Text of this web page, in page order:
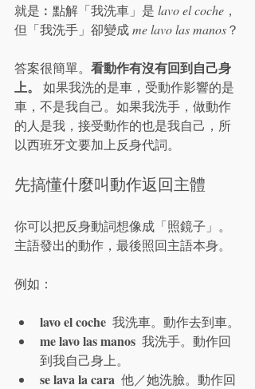
就是︰點解「我洗車」是 lavo el coche ，
但「我洗手」卻變成 me lavo las manos？
答案很簡單。 看動作有沒有回到自己身
上。
如果我洗的是車，受動作影響的是
車，不是我自己。如果我洗手，做動作
的人是我，接受動作的也是我自己，所
以西班牙文要加上反身代詞。
先搞懂什麼叫動作返回主體
你可以把反身動詞想像成「照鏡子」。
主語發出的動作，最後照回主語本身。
例如：
lavo el coche
  我洗車。動作去到車。
me lavo las manos
  我洗手。動作回
到我自己身上。
se lava la cara
  他／她洗臉。動作回